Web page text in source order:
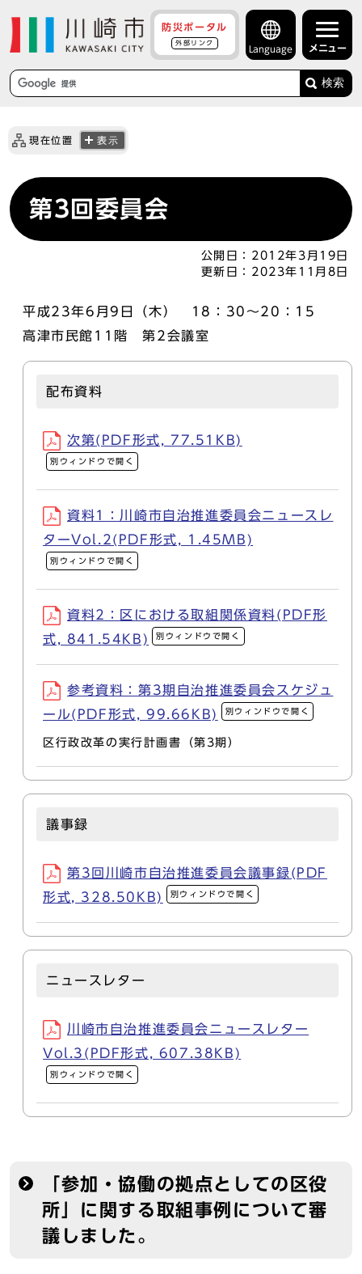
防災ポータル
外部リンク
Language メニュー
検索
現在位置 表示
第3回委員会
公開日： 2012年3月19日
更新日： 2023年11月8日
平成23年6月9日（木） 18：30～20：15
高津市民館11階 第2会議室
配布資料
次第(PDF形式, 77.51KB)
別ウィンドウで開く
資料1：川崎市自治推進委員会ニュースレ
ターVol.2(PDF形式, 1.45MB)
別ウィンドウで開く
資料2：区における取組関係資料(PDF形
式, 841.54KB)
別ウィンドウで開く
参考資料：第3期自治推進委員会スケジュ
ール(PDF形式, 99.66KB)
別ウィンドウで開く
区行政改革の実行計画書（第3期）
議事録
第3回川崎市自治推進委員会議事録(PDF
形式, 328.50KB)
別ウィンドウで開く
ニュースレター
川崎市自治推進委員会ニュースレター
Vol.3(PDF形式, 607.38KB)
別ウィンドウで開く
「参加・協働の拠点としての区役
所」に関する取組事例について審
議しました。